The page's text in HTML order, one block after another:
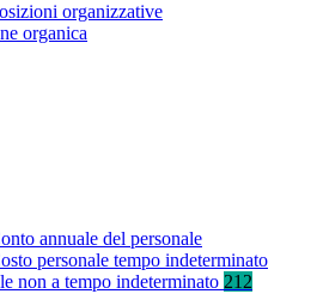
organizzative
organica
annuale del personale
personale tempo indeterminato
non a tempo indeterminato 212